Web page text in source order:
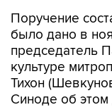
Поручение
было дано в
председатель
культуре
Тихон
Синоде об этом